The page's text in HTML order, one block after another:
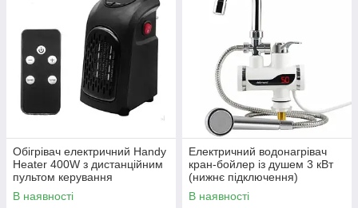
Обігрівач електричний Handy
Heater 400W з дистанційним
пультом керування
В наявності
Електричний водонагрівач
кран-бойлер із душем 3 кВт
(нижнє підключення)
В наявності